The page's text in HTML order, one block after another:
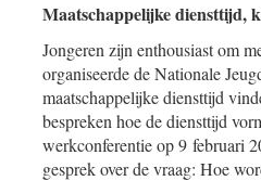
Maatschappelijke diensttijd,
Jongeren zijn enthousiast om
organiseerde de Nationale
maatschappelijke diensttijd
bespreken hoe de diensttijd
werkconferentie op 9 februari
gesprek over de vraag: Hoe